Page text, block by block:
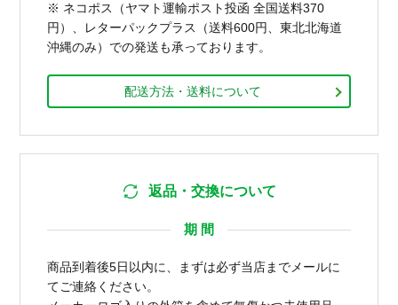
※ ネコポス（ヤマト運輸ポスト投函 全国送料370
円）、レターパックプラス（送料600円、東北北海道
沖縄のみ）での発送も承っております。
配送方法・送料について
返品・交換について
期 間
商品到着後5日以内に、まずは必ず当店までメールに
てご連絡ください。